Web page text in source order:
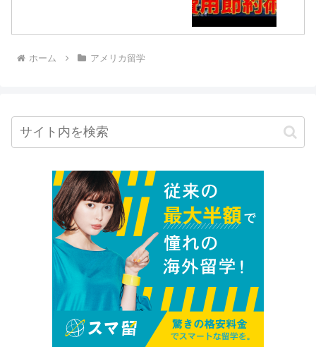
ホーム アメリカ留学